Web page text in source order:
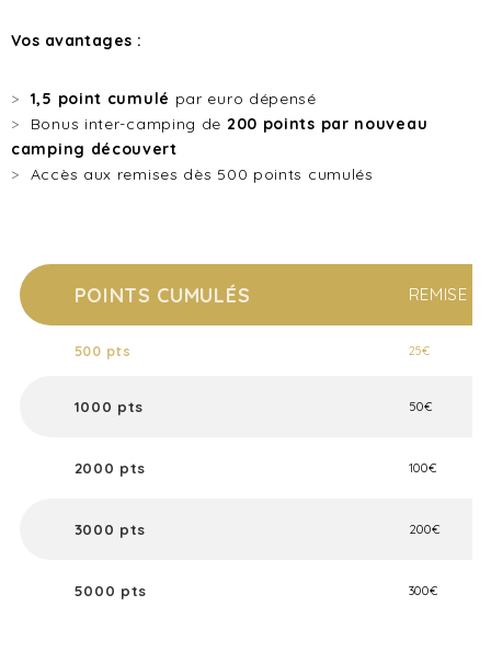
Vos avantages :
1,5 point cumulé par euro dépensé
Bonus inter-camping de 200 points par nouveau
camping découvert
Accès aux remises dès 500 points cumulés
POINTS CUMULÉS REMISE
500 pts 25€
1000 pts 50€
2000 pts 100€
3000 pts 200€
5000 pts 300€